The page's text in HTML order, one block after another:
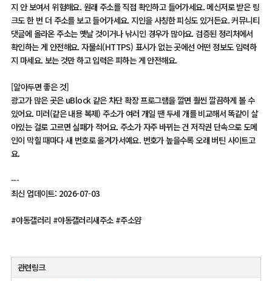
지 안 보여서 위험해요. 원래 주소를 직접 확인하고 들어가세요. 메신저로 받은 링
크도 한 번 더 주소를 보고 들어가세요. 지인을 사칭한 피싱도 있거든요. 커뮤니티
댓글에 올라온 주소는 옛날 것이거나 낚시인 경우가 많아요. 검증된 정리처에서
확인하는 게 안전해요. 자물쇠(HTTPS) 표시가 없는 곳에선 어떤 정보도 입력하
지 마세요. 보는 것만 하고 입력은 피하는 게 안전해요.
[알아두면 좋은 것]
광고가 많은 곳은 uBlock 같은 차단 확장 프로그램을 깔면 훨씬 깔끔하게 볼 수
있어요. 미러(같은 내용 복제) 주소가 여러 개일 땐 두세 개를 비교해서 똑같이 살
아있는 걸로 고르면 실패가 적어요. 주소가 자주 바뀌는 건 저작권 단속으로 도메
인이 막힐 때마다 새 번호로 옮겨가서예요. 번호가 높을수록 오래 버틴 사이트고
요.
---
최신 업데이트: 2026-07-03
#야동갤러리 #야동갤러리새주소 #주소얌
관련링크